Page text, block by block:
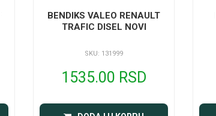
BENDIKS VALEO RENAULT
TRAFIC DISEL NOVI
SKU: 131999
1535.00 RSD